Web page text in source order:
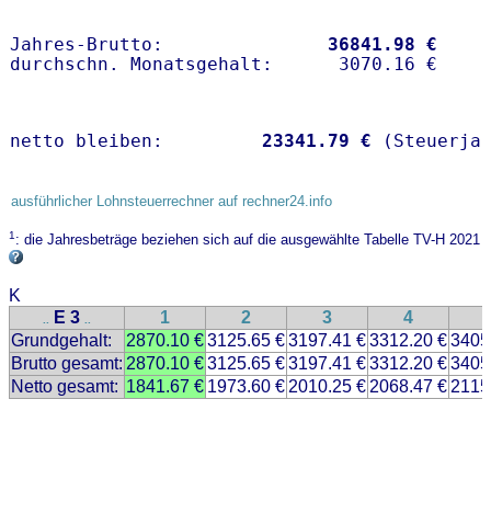
Jahres-Brutto: 36841.98 €
netto bleiben: 23341.79 €
ausführlicher Lohnsteuerrechner auf rechner24.info
1: die Jahresbeträge beziehen sich auf die ausgewählte Tabelle TV-H 2021
K
.. E 3 .. 1 2 3 4
Grundgehalt:
2870.10 €3125.65 €3197.41 €3312.20 €
Brutto gesamt: 2870.10 €3125.65 €3197.41 €3312.20 €
Netto gesamt: 1841.67 € 1973.60 € 2010.25 € 2068.47 €